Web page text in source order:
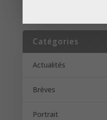
Catégories
Actualités
Brèves
Portrait